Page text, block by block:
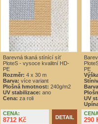
Barevná tkaná stínící síť
PloteS - vysoce kvalitní HD-
PE
Rozměr: 4 x 30 m
Barva: více variant
Plošná hmotnost: 240g/m2
UV stabilizace: ano
Cena: za roli
PE
UV
CENA:
8712 Kč DETAIL 290